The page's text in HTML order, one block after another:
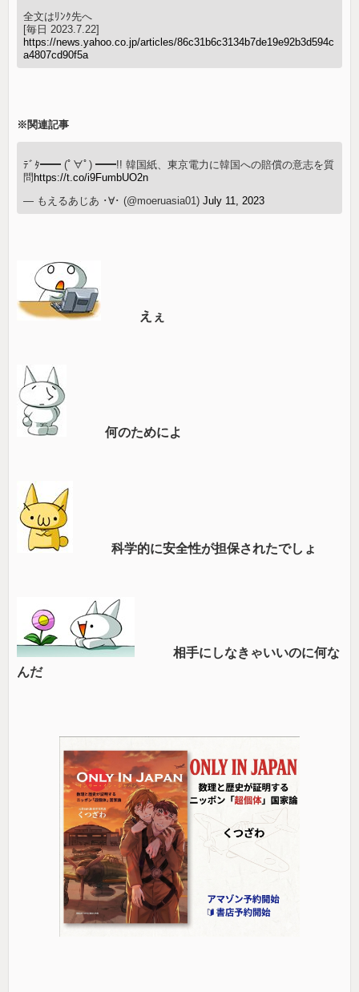
全文はﾘﾝｸ先へ
[毎日 2023.7.22]
https://news.yahoo.co.jp/articles/86c31b6c3134b7de19e92b3d594c
a4807cd90f5a
※関連記事
ﾃﾞﾀ━━ (ﾟ∀ﾟ) ━━!! 韓国紙、東京電力に韓国への賠償の意志を質
問 https://t.co/i9FumbUO2n
— もえるあじあ ･∀･ (@moeruasia01)July 11, 2023
えぇ
何のためによ
科学的に安全性が担保されたでしょ
相手にしなきゃいいのに何な
んだ